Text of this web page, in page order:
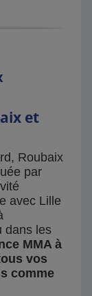
et
Roubaix
par
avec Lille
dans les
MMA à
vos
comme